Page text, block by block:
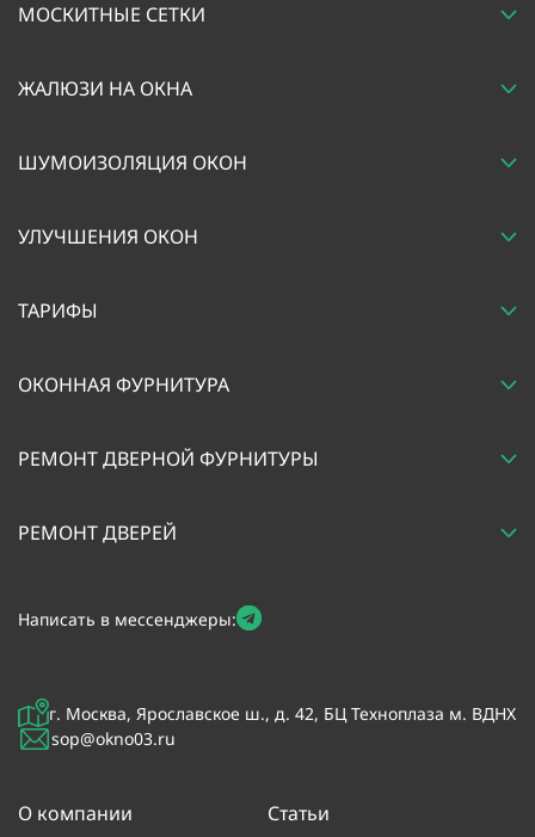
г. Москва, Ярославское ш., д. 42, БЦ Техноплаза м. ВДНХ
sop@okno03.ru
О компании Статьи
Написать в мессенджеры:
МОСКИТНЫЕ СЕТКИ
ЖАЛЮЗИ НА ОКНА
ШУМОИЗОЛЯЦИЯ ОКОН
УЛУЧШЕНИЯ ОКОН
ТАРИФЫ
ОКОННАЯ ФУРНИТУРА
РЕМОНТ ДВЕРНОЙ ФУРНИТУРЫ
РЕМОНТ ДВЕРЕЙ